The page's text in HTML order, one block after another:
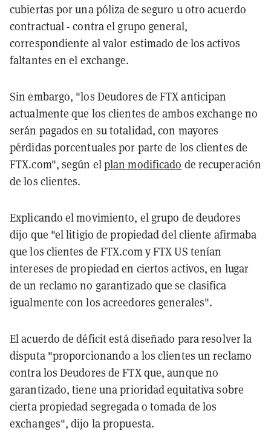
cubiertas por una póliza de seguro u otro acuerdo
contractual - contra el grupo general,
correspondiente al valor estimado de los activos
faltantes en el exchange.
Sin embargo, "los Deudores de FTX anticipan
actualmente que los clientes de ambos exchange no
serán pagados en su totalidad, con mayores
pérdidas porcentuales por parte de los clientes de
FTX.com", según elplan modificado de recuperación
de los clientes.
Explicando el movimiento, el grupo de deudores
dijo que "el litigio de propiedad del cliente afirmaba
que los clientes de FTX.com y FTX US tenían
intereses de propiedad en ciertos activos, en lugar
de un reclamo no garantizado que se clasifica
igualmente con los acreedores generales".
El acuerdo de déficit está diseñado para resolver la
disputa "proporcionando a los clientes un reclamo
contra los Deudores de FTX que, aunque no
garantizado, tiene una prioridad equitativa sobre
cierta propiedad segregada o tomada de los
exchanges", dijo la propuesta.